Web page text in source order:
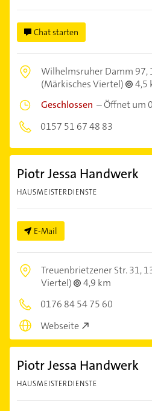
Chat starten
Wilhelmsruher Damm 97,
(Märkisches Viertel)
4,5
Geschlossen –Öffnet um
0157 51 67 48 83
Piotr Jessa Handwerk
HAUSMEISTERDIENSTE
E-Mail
Treuenbrietzener Str. 31,
Viertel)
4,9 km
0176 84 54 75 60
Webseite
Piotr Jessa Handwerk
HAUSMEISTERDIENSTE